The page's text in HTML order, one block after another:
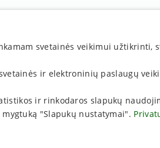
svetainės veikimui užtikrinti,
ir elektroninių paslaugų
ir rinkodaros slapukų
"Slapukų nustatymai".